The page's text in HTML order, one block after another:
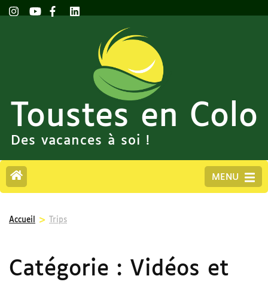
Toustes en Colo
Des vacances à soi !
MENU
Accueil > Trips
Catégorie : Vidéos et